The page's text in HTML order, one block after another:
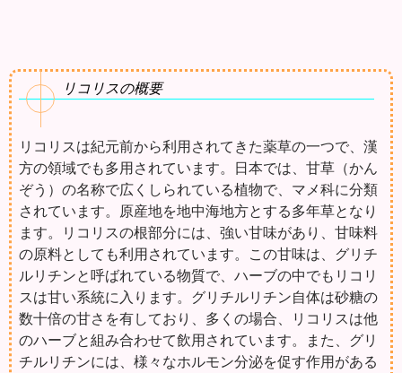
リコリスの概要
リコリスは紀元前から利用されてきた薬草の一つで、漢
方の領域でも多用されています。日本では、甘草（かん
ぞう）の名称で広くしられている植物で、マメ科に分類
されています。原産地を地中海地方とする多年草となり
ます。リコリスの根部分には、強い甘味があり、甘味料
の原料としても利用されています。この甘味は、グリチ
ルリチンと呼ばれている物質で、ハーブの中でもリコリ
スは甘い系統に入ります。グリチルリチン自体は砂糖の
数十倍の甘さを有しており、多くの場合、リコリスは他
のハーブと組み合わせて飲用されています。また、グリ
チルリチンには、様々なホルモン分泌を促す作用がある